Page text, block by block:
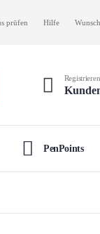
prüfen Hilfe
PenPoints